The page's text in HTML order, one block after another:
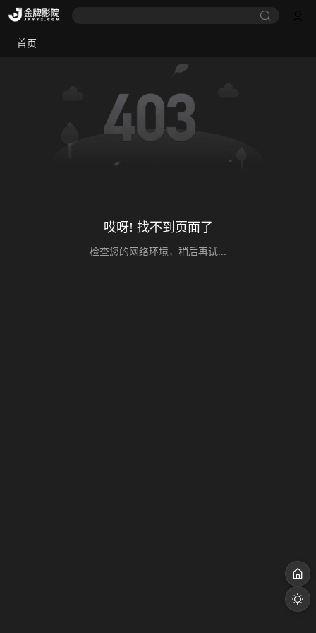
首页
哎呀! 找不到页面了
检查您的网络环境，稍后再试...